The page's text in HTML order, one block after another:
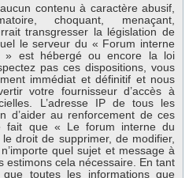
contenu à caractère abusif,
choquant, menaçant,
transgresser la législation de
le serveur du « Forum interne
» est hébergé ou encore la loi
pas ces dispositions, vous
immédiat et définitif et nous
votre fournisseur d’accès à
L’adresse IP de tous les
d’aider au renforcement de ces
fait que « Le forum interne du
droit de supprimer, de modifier,
quel sujet et message à
estimons cela nécessaire. En tant
que toutes les informations que